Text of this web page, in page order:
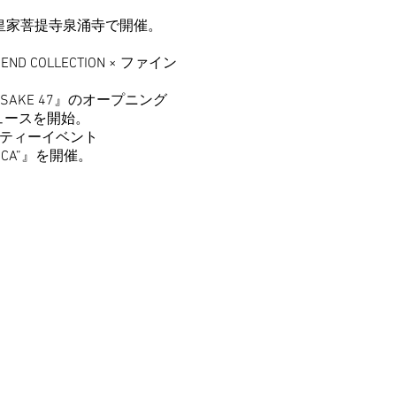
家菩提寺泉涌寺で開催。
COLLECTION × ファイン
47』のオープニング
スを開始。
パーティーイベント
』を開催。